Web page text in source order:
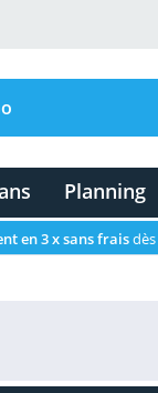
Planning
en 3 x sans frais